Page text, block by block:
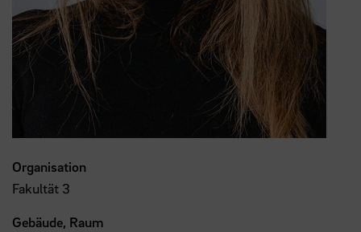
Organisation
Fakultät 3
Gebäude, Raum